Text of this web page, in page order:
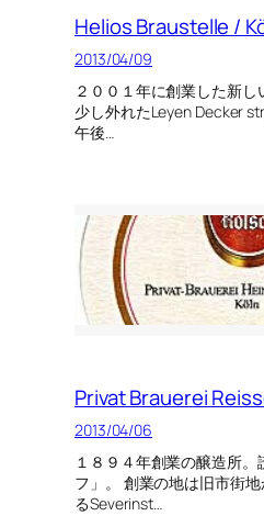
Helios Braustelle /
2013/04/09
２００１年に創業した新
少し外れたLeyen Decker
午後…
Privat Brauerei
2013/04/06
１８９４年創業の醸造所
フ」。 創業の地は旧市街
るSeverinst…